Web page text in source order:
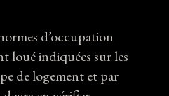
d’occupation
loué indiquées sur les
de logement et par